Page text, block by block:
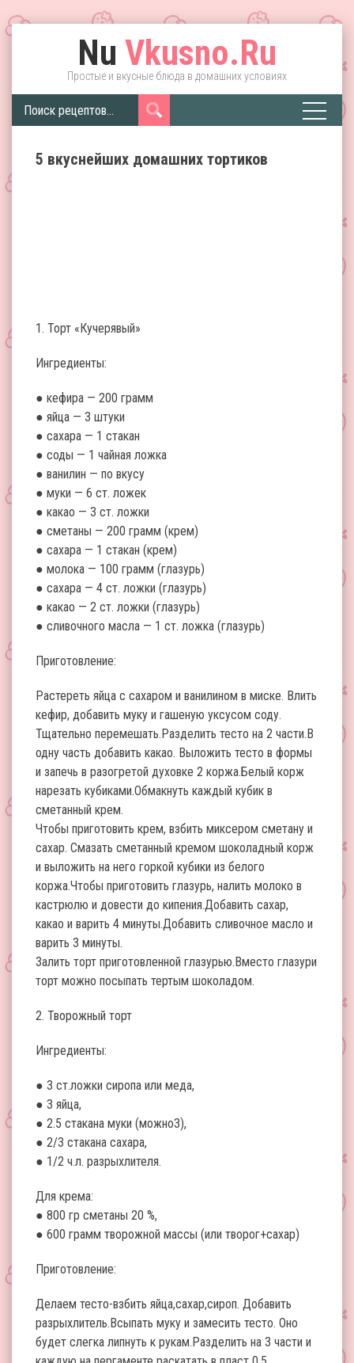
Nu Vkusno.Ru
Простые и вкусные блюда в домашних условиях
5 вкуснейших домашних тортиков
1. Торт «Кучерявый»
Ингредиенты:
● кефира — 200 грамм
● яйца — 3 штуки
● сахара — 1 стакан
● соды — 1 чайная ложка
● ванилин — по вкусу
● муки — 6 ст. ложек
● какао — 3 ст. ложки
● сметаны — 200 грамм (крем)
● сахара — 1 стакан (крем)
● молока — 100 грамм (глазурь)
● сахара — 4 ст. ложки (глазурь)
● какао — 2 ст. ложки (глазурь)
● сливочного масла — 1 ст. ложка (глазурь)
Приготовление:
Растереть яйца с сахаром и ванилином в миске. Влить
кефир, добавить муку и гашеную уксусом соду.
Тщательно перемешать.Разделить тесто на 2 части.В
одну часть добавить какао. Выложить тесто в формы
и запечь в разогретой духовке 2 коржа.Белый корж
нарезать кубиками.Обмакнуть каждый кубик в
сметанный крем.
Чтобы приготовить крем, взбить миксером сметану и
сахар. Смазать сметанный кремом шоколадный корж
и выложить на него горкой кубики из белого
коржа.Чтобы приготовить глазурь, налить молоко в
кастрюлю и довести до кипения.Добавить сахар,
какао и варить 4 минуты.Добавить сливочное масло и
варить 3 минуты.
Залить торт приготовленной глазурью.Вместо глазури
торт можно посыпать тертым шоколадом.
2. Творожный торт
Ингредиенты:
● 3 ст.ложки сиропа или меда,
● 3 яйца,
● 2.5 стакана муки (можно3),
● 2/3 стакана сахара,
● 1/2 ч.л. разрыхлителя.
Для крема:
● 800 гр сметаны 20 %,
● 600 грамм творожной массы (или творог+сахар)
Приготовление:
Делаем тесто-взбить яйца,сахар,сироп. Добавить
разрыхлитель.Всыпать муку и замесить тесто. Оно
будет слегка липнуть к рукам.Разделить на 3 части и